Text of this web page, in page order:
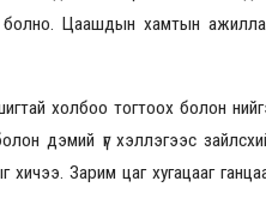
болно. Цаашдын хамтын
холбоо тогтоох болон
дэмий үг хэллэгээс
Зарим цаг хугацааг